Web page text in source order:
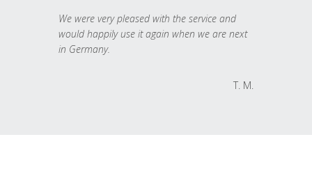
We were very pleased with the service and
would happily use it again when we are next
in Germany.
T. M.